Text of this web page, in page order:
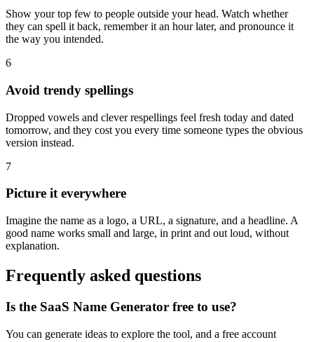
Show your top few to people outside your head. Watch whether
they can spell it back, remember it an hour later, and pronounce it
the way you intended.
6
Avoid trendy spellings
Dropped vowels and clever respellings feel fresh today and dated
tomorrow, and they cost you every time someone types the obvious
version instead.
7
Picture it everywhere
Imagine the name as a logo, a URL, a signature, and a headline. A
good name works small and large, in print and out loud, without
explanation.
Frequently asked questions
Is the SaaS Name Generator free to use?
You can generate ideas to explore the tool, and a free account